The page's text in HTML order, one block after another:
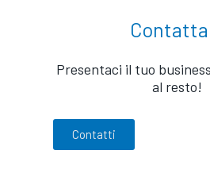
Presentaci il tuo
al resto!
Contatti